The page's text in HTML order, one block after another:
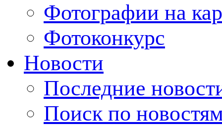
Фотографии на
Фотоконкурс
Новости
Последние
Поиск по